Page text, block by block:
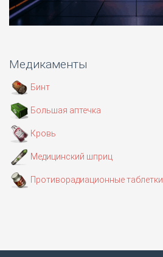
Медикаменты
Бинт
Большая аптечка
Кровь
Медицинский шприц
Противорадиационные таблетки